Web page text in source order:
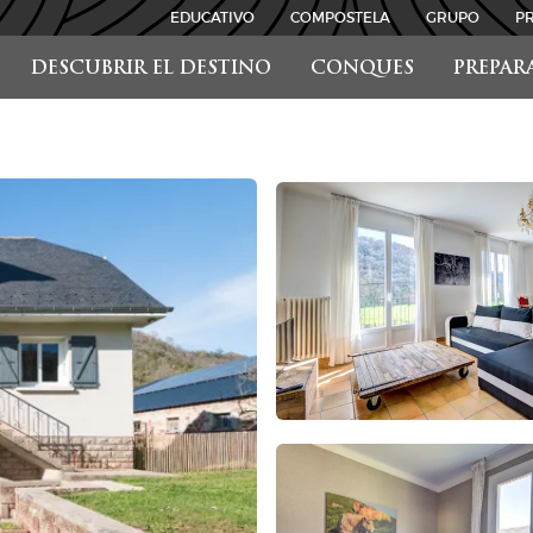
DESCUBRIR EL DESTINO CONQUES
EDUCATIVO COMPOSTELA GRUPO